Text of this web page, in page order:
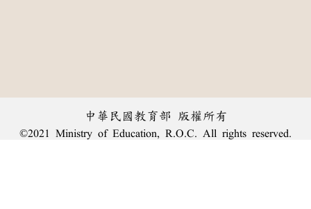
中華民國教育部 版權所有
©2021 Ministry of Education, R.O.C. All rights reserved.